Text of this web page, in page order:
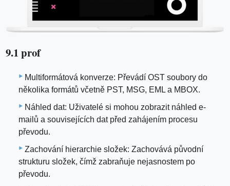
9.1 prof
Multiformátová konverze: Převádí OST soubory do
několika formátů včetně PST, MSG, EML a MBOX.
Náhled dat: Uživatelé si mohou zobrazit náhled e-
mailů a souvisejících dat před zahájením procesu
převodu.
Zachování hierarchie složek: Zachovává původní
strukturu složek, čímž zabraňuje nejasnostem po
převodu.